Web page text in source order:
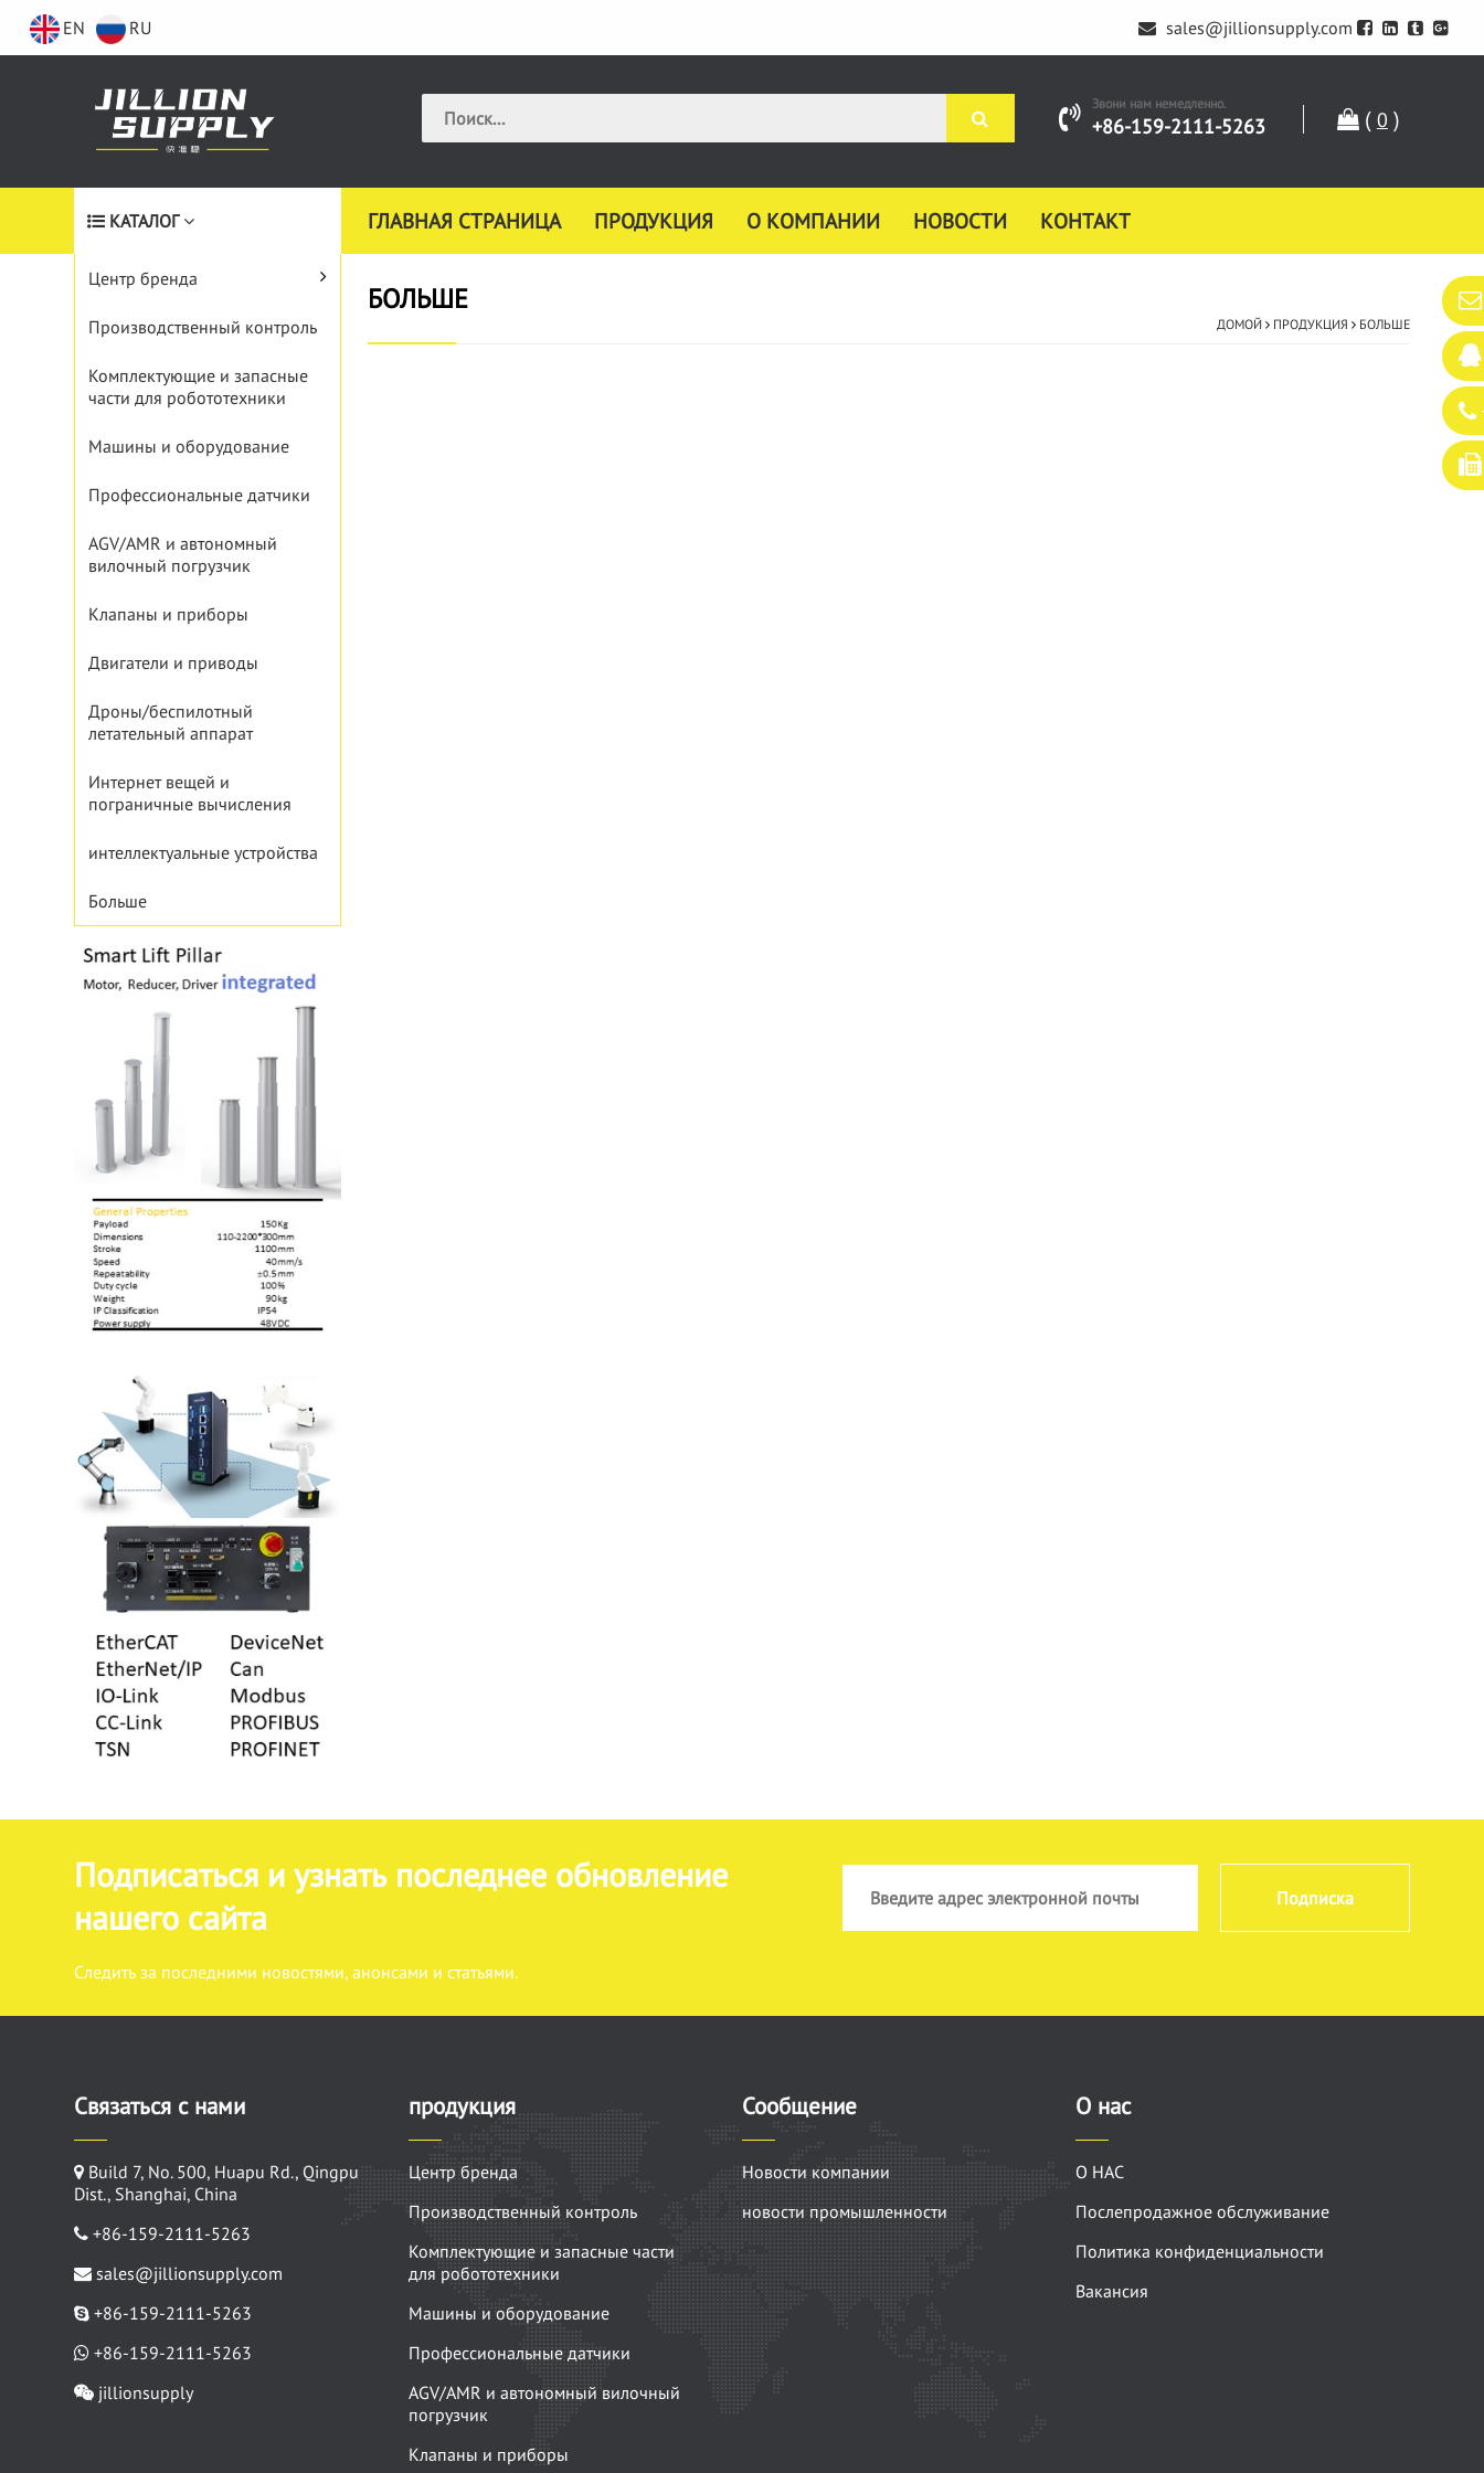
EN RU sales@jillionsupply.com
Звони нам немедленно.
+86-159-2111-5263 ( 0 )
КАТАЛОГ ГЛАВНАЯ СТРАНИЦА ПРОДУКЦИЯ О КОМПАНИИ НОВОСТИ КОНТАКТ
Центр бренда
Производственный контроль
Комплектующие и запасные
части для робототехники
Машины и оборудование
Профессиональные датчики
AGV/AMR и автономный
вилочный погрузчик
Клапаны и приборы
Двигатели и приводы
Дроны/беспилотный
летательный аппарат
Интернет вещей и
пограничные вычисления
интеллектуальные устройства
Больше
БОЛЬШЕ
ДОМОЙ ПРОДУКЦИЯ БОЛЬШЕ
Подписаться и узнать последнее обновление
нашего сайта
Следить за последними новостями, анонсами и статьями.
Подписка
Связаться с нами
Build 7, No. 500, Huapu Rd., Qingpu
Dist., Shanghai, China
+86-159-2111-5263
sales@jillionsupply.com
+86-159-2111-5263
+86-159-2111-5263
jillionsupply
продукция
Центр бренда
Производственный контроль
Комплектующие и запасные части
для робототехники
Машины и оборудование
Профессиональные датчики
AGV/AMR и автономный вилочный
погрузчик
Клапаны и приборы
Сообщение
Новости компании
новости промышленности
О нас
О НАС
Послепродажное обслуживание
Политика конфиденциальности
Вакансия